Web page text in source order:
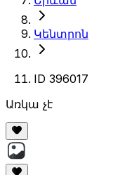
Կենտրոն
ID 396017
Առկա չէ